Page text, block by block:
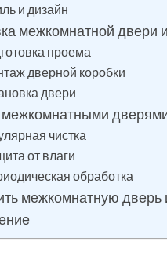
и дизайн
межкомнатной двери
проема
дверной коробки
двери
межкомнатными
чистка
от влаги
обработка
межкомнатную дверь